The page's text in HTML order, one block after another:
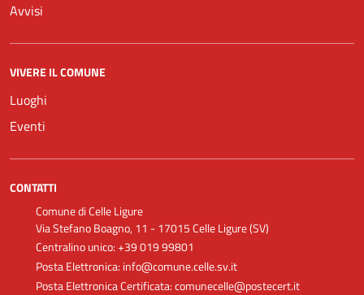
Avvisi
VIVERE IL COMUNE
Luoghi
Eventi
CONTATTI
Comune di Celle Ligure
Via Stefano Boagno, 11 - 17015 Celle Ligure (SV)
Centralino unico: +39 019 99801
Posta Elettronica: info@comune.celle.sv.it
Posta Elettronica Certificata: comunecelle@postecert.it